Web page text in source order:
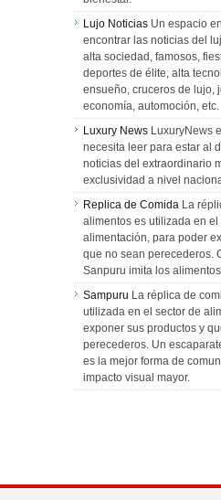
Lujo Noticias Un espacio
encontrar las noticias del
alta sociedad, famosos,
deportes de élite, alta
ensueño, cruceros de lujo,
economía, automoción, etc.
Luxury News LuxuryNews
necesita leer para estar al
noticias del extraordinario
exclusividad a nivel
Replica de Comida La
alimentos es utilizada en el
alimentación, para poder
que no sean perecederos.
Sanpuru imita los
Sampuru La réplica de
utilizada en el sector de
exponer sus productos y
perecederos. Un
es la mejor forma de
impacto visual mayor.